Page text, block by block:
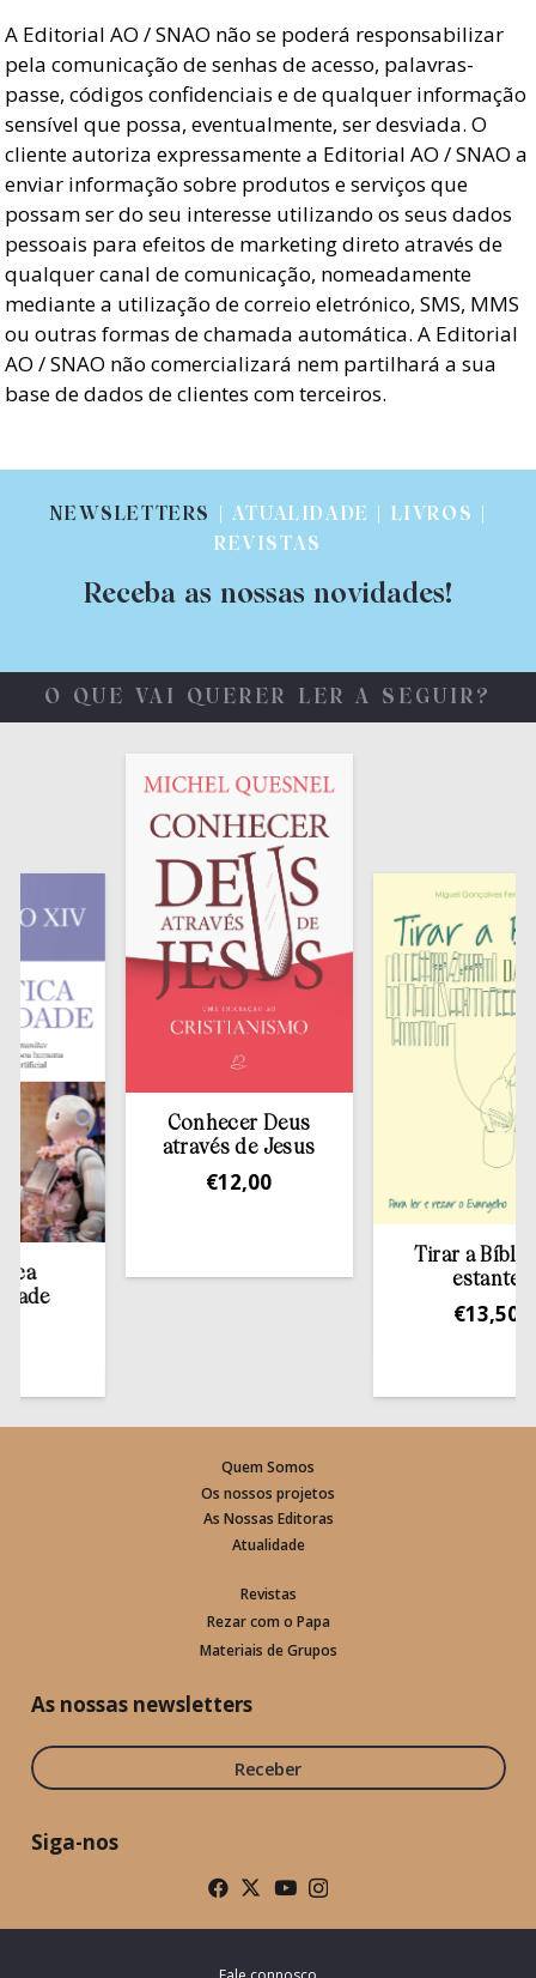
A Editorial AO / SNAO não se poderá responsabilizar
pela comunicação de senhas de acesso, palavras-
passe, códigos confidenciais e de qualquer informação
sensível que possa, eventualmente, ser desviada. O
cliente autoriza expressamente a Editorial AO / SNAO a
enviar informação sobre produtos e serviços que
possam ser do seu interesse utilizando os seus dados
pessoais para efeitos de marketing direto através de
qualquer canal de comunicação, nomeadamente
mediante a utilização de correio eletrónico, SMS, MMS
ou outras formas de chamada automática. A Editorial
AO / SNAO não comercializará nem partilhará a sua
base de dados de clientes com terceiros.
NEWSLETTERS
| ATUALIDADE | LIVROS |
REVISTAS
Receba as nossas novidades!
O QUE VAI QUERER LER A SEGUIR?
Conhecer Deus
através de Jesus
12,00
Tirar a Bíblia da
estante
13,50
Quem Somos
Os nossos projetos
As Nossas Editoras
Atualidade
Revistas
Rezar com o Papa
Materiais de Grupos
As nossas newsletters
Receber
Siga-nos